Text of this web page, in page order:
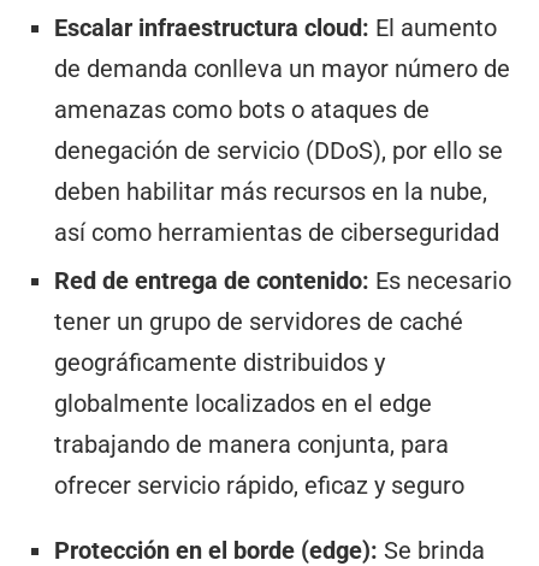
Escalar infraestructura cloud: El aumento
de demanda conlleva un mayor número de
amenazas como bots o ataques de
denegación de servicio (DDoS), por ello se
deben habilitar más recursos en la nube,
así como herramientas de ciberseguridad
Red de entrega de contenido: Es necesario
tener un grupo de servidores de caché
geográficamente distribuidos y
globalmente localizados en el edge
trabajando de manera conjunta, para
ofrecer servicio rápido, eficaz y seguro
Protección en el borde (edge): Se brinda